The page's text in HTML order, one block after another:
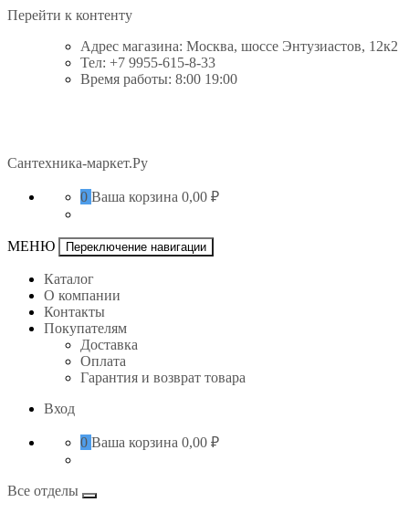
Перейти к контенту
Адрес магазина: Москва, шоссе Энтузиастов, 12к2
Тел: +7 9955-615-8-33
Время работы: 8:00 19:00
Сантехника-маркет.Ру
0 Ваша корзина 0,00 ₽
МЕНЮ Переключение навигации
Каталог
О компании
Контакты
Покупателям
Доставка
Оплата
Гарантия и возврат товара
Вход
0 Ваша корзина 0,00 ₽
Все отделы